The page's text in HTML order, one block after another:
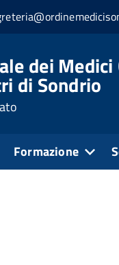
dei
di Sondrio
Formazione